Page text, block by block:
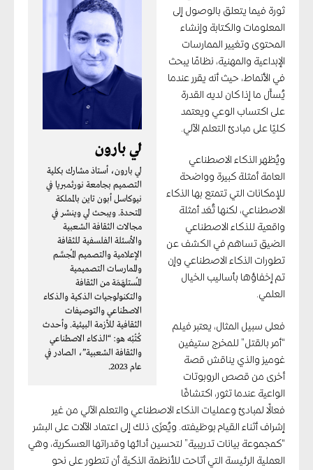
لي بارون
لي بارون، أستاذ مشارك بكلية
التصميم بجامعة نورثمبريا في
نيوكاسل أبون تاين بالمملكة
المتحدة. ويبحث لي وينشر في
مجالات الثقافة الشعبية
والأسئلة الفلسفية للثقافة
الإعلامية والتصميم المُجسَّم
والممارسات التصميمية
المُستلهَمَة من الثقافة
والتكنولوجيات الذكية والذكاء
الاصطناعي والتوصيفات
الثقافية للأزمة البيئية. وأحدث
كُتُبُه هو: “الذكاء الاصطناعي
والثقافة الشعبية”، الصادر في
عام 2023.
ثورة فيما يتعلق بالوصول إلى
المعلومات والكتابة وإنشاء
المحتوى وتغيير الممارسات
الإبداعية والمهنية، نظامًا يبحث
في الأنماط، حيث أنه يقرر عندما
يُسأَل ما إذا كان لديه القدرة
على اكتساب الوعي ويعتمد
كليًا على مبادئ التعلم الآلي.
ويُظهر الذكاء الاصطناعي
العامة أمثلة كبيرة وواضحة
للإمكانات التي تتمتع بها الذكاء
الاصطناعي، لكنها تُعَد أمثلة
واقعية للذكاء الاصطناعي
الضيق تساهم في الكشف عن
تطورات الذكاء الاصطناعي وإن
تم إخفاؤها بأساليب الخيال
العلمي.
فعلى سبيل المثال، يعتبر فيلم
“أمر بالقتل” للمخرج ستيفين
غوميز والذي يناقش قصة
أخرى من قصص الروبوتات
الواعية عندما تثور، اكتشافًا
فعالًا لمبادئ وعمليات الذكاء الاصطناعي والتعلم الآلي من غير
إشراف أثناء القيام بوظيفته. ويُعزَى ذلك إلى اعتماد الآلات على البشر
“كمجموعة بيانات تدريبية” لتحسين أدائها وقدراتها العسكرية، وهي
العملية الرئيسة التي أتاحت للأنظمة الذكية أن تتطور على نحو